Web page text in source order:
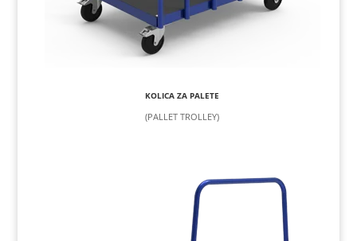
KOLICA ZA PALETE
(PALLET TROLLEY)